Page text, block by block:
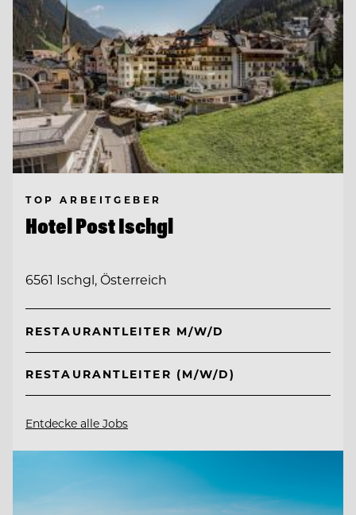
TOP ARBEITGEBER
Hotel Post Ischgl
6561 Ischgl, Österreich
RESTAURANTLEITER M/W/D
RESTAURANTLEITER (M/W/D)
Entdecke alle Jobs